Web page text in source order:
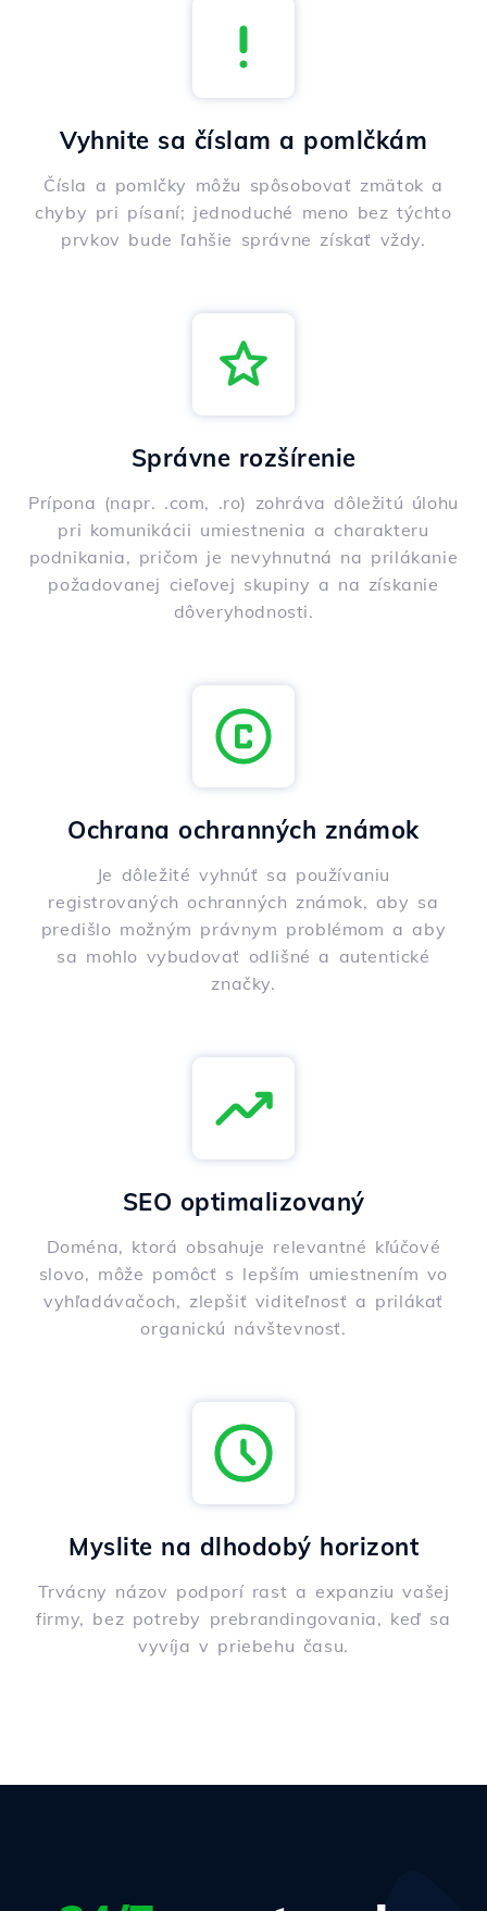
Vyhnite sa číslam a pomlčkám
Čísla a pomlčky môžu spôsobovať zmätok a
chyby pri písaní; jednoduché meno bez týchto
prvkov bude ľahšie správne získať vždy.
Správne rozšírenie
Prípona (napr. .com, .ro) zohráva dôležitú úlohu
pri komunikácii umiestnenia a charakteru
podnikania, pričom je nevyhnutná na prilákanie
požadovanej cieľovej skupiny a na získanie
dôveryhodnosti.
Ochrana ochranných známok
Je dôležité vyhnúť sa používaniu
registrovaných ochranných známok, aby sa
predišlo možným právnym problémom a aby
sa mohlo vybudovať odlišné a autentické
značky.
SEO optimalizovaný
Doména, ktorá obsahuje relevantné kľúčové
slovo, môže pomôcť s lepším umiestnením vo
vyhľadávačoch, zlepšiť viditeľnosť a prilákať
organickú návštevnosť.
Myslite na dlhodobý horizont
Trvácny názov podporí rast a expanziu vašej
firmy, bez potreby prebrandingovania, keď sa
vyvíja v priebehu času.